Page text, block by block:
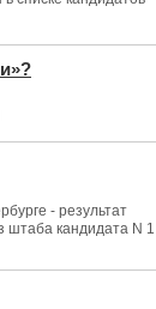
- результат
штаба кандидата N 1